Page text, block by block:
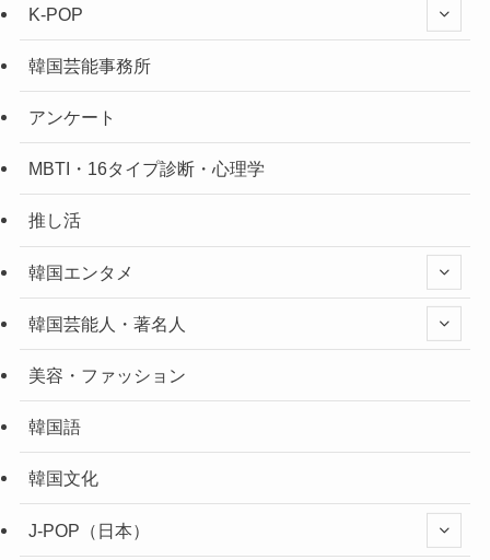
K-POP
韓国芸能事務所
アンケート
MBTI・16タイプ診断・心理学
推し活
韓国エンタメ
韓国芸能人・著名人
美容・ファッション
韓国語
韓国文化
J-POP（日本）